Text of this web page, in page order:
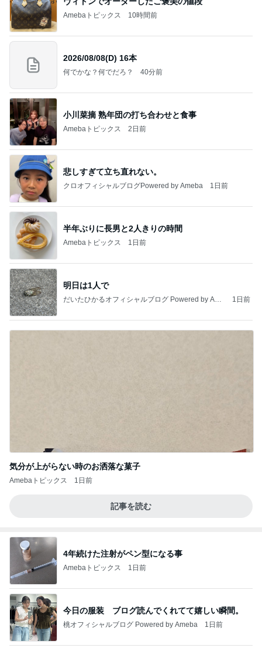
Amebaトピックス 10時間前
2026/08/08(D) 16本
何でかな？何でだろ？ 40分前
小川菜摘 熟年団の打ち合わせと食事
Amebaトピックス 2日前
悲しすぎて立ち直れない。
クロオフィシャルブログPowered by Ameba 1日前
半年ぶりに長男と2人きりの時間
Amebaトピックス 1日前
明日は1人で
だいたひかるオフィシャルブログ Powered by Ame
1日前
気分が上がらない時のお洒落な菓子
Amebaトピックス 1日前
記事を読む
4年続けた注射がペン型になる事
Amebaトピックス 1日前
今日の服装 ブログ読んでくれてて嬉しい瞬間。
桃オフィシャルブログ Powered by Ameba 1日前